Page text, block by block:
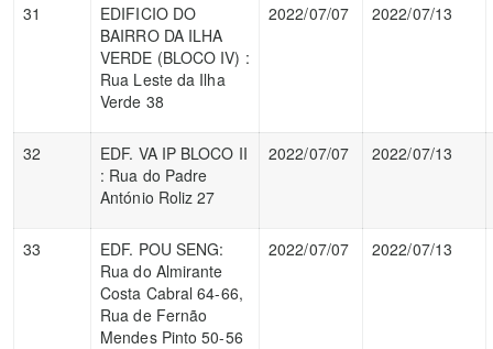
31
EDIFICIO DO
BAIRRO DA ILHA
VERDE (BLOCO IV) :
Rua Leste da Ilha
Verde 38
2022/07/07 2022/07/13
32
EDF. VA IP BLOCO II
: Rua do Padre
António Roliz 27
2022/07/07 2022/07/13
33
EDF. POU SENG:
Rua do Almirante
Costa Cabral 64-66,
Rua de Fernão
Mendes Pinto 50-56
2022/07/07 2022/07/13